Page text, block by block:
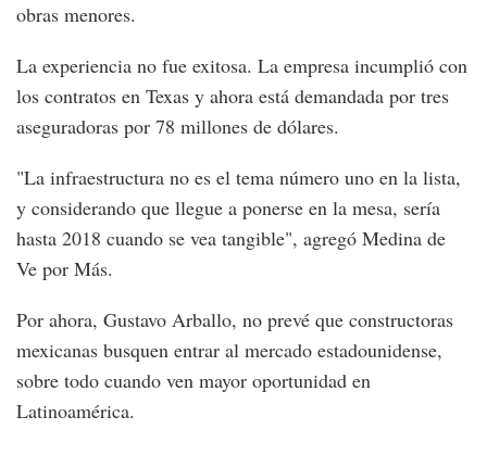
obras menores.
La experiencia no fue exitosa. La empresa incumplió con
los contratos en Texas y ahora está demandada por tres
aseguradoras por 78 millones de dólares.
"La infraestructura no es el tema número uno en la lista,
y considerando que llegue a ponerse en la mesa, sería
hasta 2018 cuando se vea tangible", agregó Medina de
Ve por Más.
Por ahora, Gustavo Arballo, no prevé que constructoras
mexicanas busquen entrar al mercado estadounidense,
sobre todo cuando ven mayor oportunidad en
Latinoamérica.